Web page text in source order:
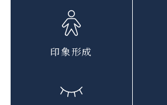
印象形成